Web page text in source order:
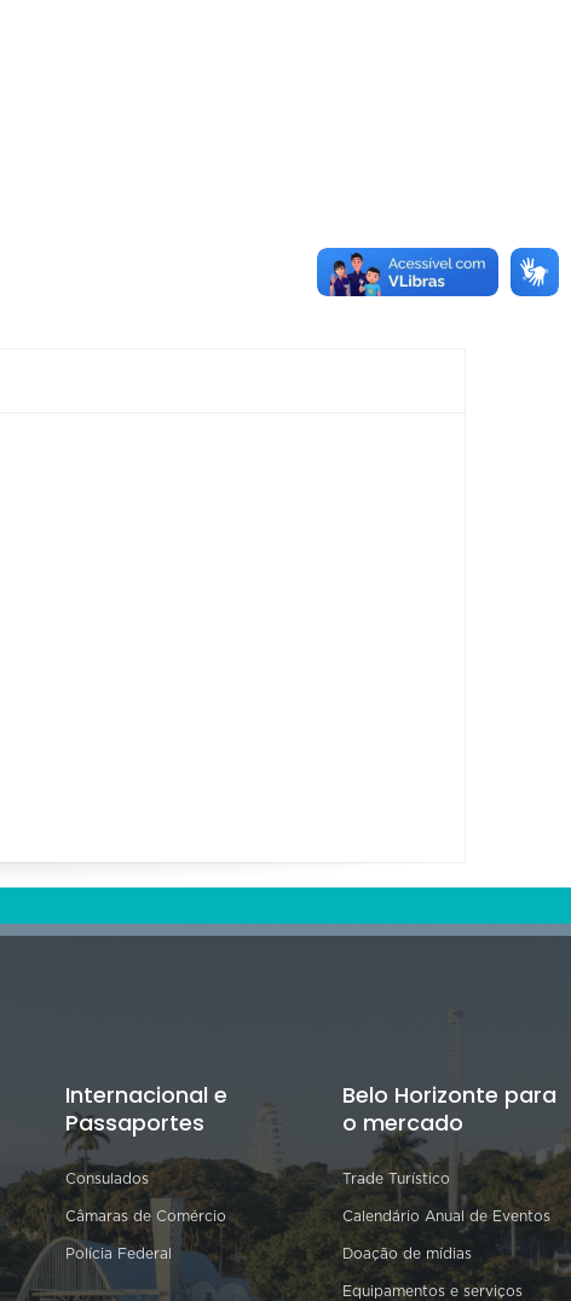
Internacional e
Passaportes
Consulados
Câmaras de Comércio
Polícia Federal
Belo Horizonte para
o mercado
Trade Turístico
Calendário Anual de Eventos
Doação de mídias
Equipamentos e serviços